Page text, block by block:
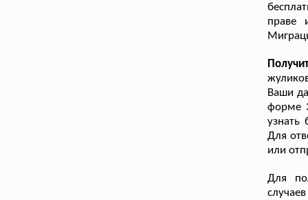
праве
Ваши
форме
узнать
Для
или
Для